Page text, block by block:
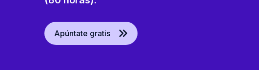
Apúntate gratis